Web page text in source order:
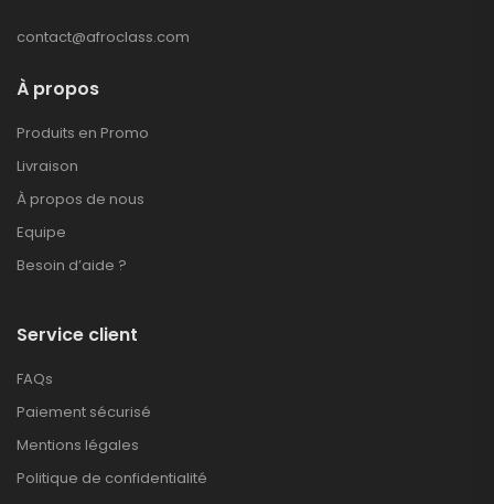
contact@afroclass.com
À propos
Produits en Promo
Livraison
À propos de nous
Equipe
Besoin d’aide ?
Service client
FAQs
Paiement sécurisé
Mentions légales
Politique de confidentialité